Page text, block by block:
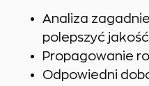
Analiza
polepszyć
Propagowanie
Odpowiedni